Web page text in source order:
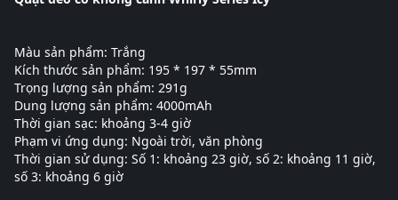
Màu sản phẩm: Trắng
Kích thước sản phẩm: 195 * 197 * 55mm
Trọng lượng sản phẩm: 291g
Dung lượng sản phẩm: 4000mAh
Thời gian sạc: khoảng 3-4 giờ
Phạm vi ứng dụng: Ngoài trời, văn phòng
Thời gian sử dụng: Số 1: khoảng 23 giờ, số 2: khoảng 11 giờ,
số 3: khoảng 6 giờ